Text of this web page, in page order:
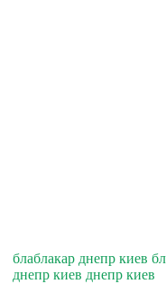
блаблакар днепр киев
днепр киев днепр киев